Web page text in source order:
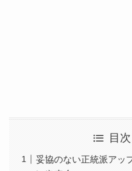
目次
妥協のない正統派アッ